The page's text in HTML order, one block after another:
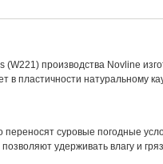
производства Novline
в пластичности натуральному
суровые погодные
удерживать влагу и